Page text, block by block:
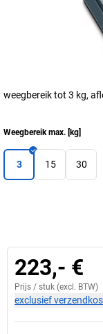
weegbereik tot 3 kg,
Weegbereik max. [kg]
3 15 30
223,- €
Prijs / stuk (excl. BTW)
exclusief